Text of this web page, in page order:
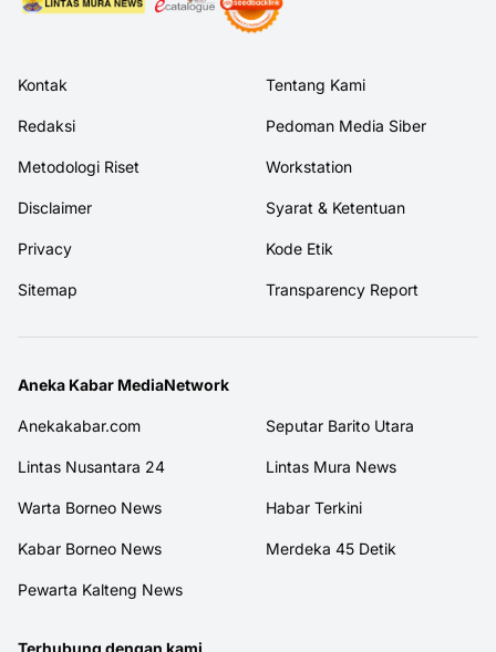
Kontak Tentang Kami
Redaksi Pedoman Media Siber
Metodologi Riset Workstation
Disclaimer Syarat & Ketentuan
Privacy Kode Etik
Sitemap Transparency Report
Aneka Kabar MediaNetwork
Anekakabar.com Seputar Barito Utara
Lintas Nusantara 24 Lintas Mura News
Warta Borneo News Habar Terkini
Kabar Borneo News Merdeka 45 Detik
Pewarta Kalteng News
Terhubung dengan kami